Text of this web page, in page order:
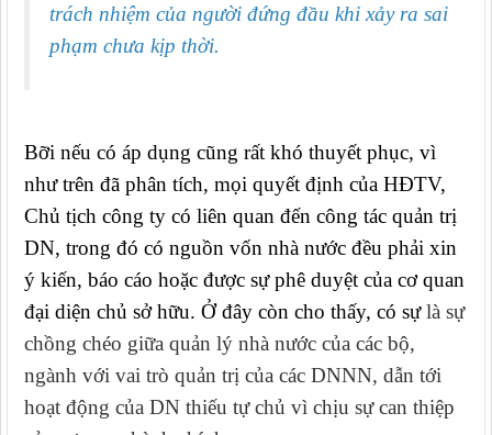
trách nhiệm của người đứng đầu khi xảy ra sai
phạm chưa kịp thời.
Bỡi nếu có áp dụng cũng rất khó thuyết phục, vì
như trên đã phân tích, mọi quyết định của HĐTV,
Chủ tịch công ty có liên quan đến công tác quản trị
DN, trong đó có nguồn vốn nhà nước đều phải xin
ý kiến, báo cáo hoặc được sự phê duyệt của cơ quan
đại diện chủ sở hữu. Ở đây còn cho thấy, có sựlà sự
chồng chéo giữa quản lý nhà nước của các bộ,
ngành với vai trò quản trị của các DNNN, dẫn tới
hoạt động của DN thiếu tự chủ vì chịu sự can thiệp